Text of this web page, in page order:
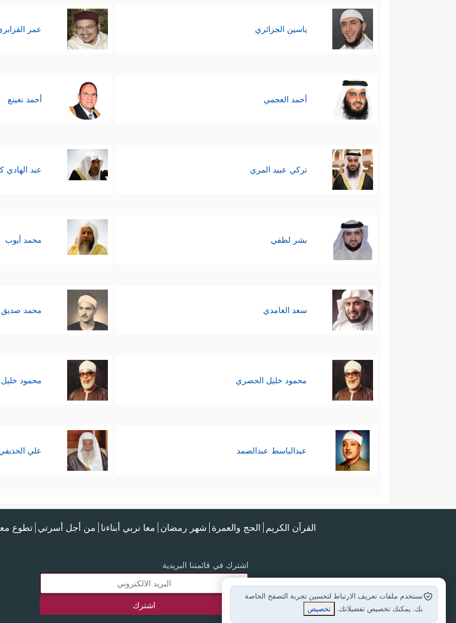
ياسين الجزائري عمر
أحمد العجمي أحمد نعينع
تركي عبيد المري عبد الهادي
بشر لطفي محمد أيوب
سعد الغامدي محمد صديق
محمود خليل الحصري محمود
عبدالباسط عبدالصمد علي
القرآن الكريم الحج والعمرة شهر رمضان معا نربي أبناءنا من أجل أسرتي تطوع
اشترك في قائمتنا البريدية
نستخدم ملفات تعريف الارتباط لتحسين تجربة التصفح الخاصة
بك. يمكنك تخصيص تفضيلاتك.
تخصيص